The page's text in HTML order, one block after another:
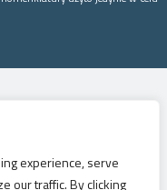
experience, serve
our traffic. By clicking